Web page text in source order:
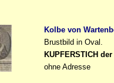
Kolbe von
Brustbild in Oval.
KUPFERSTICH
ohne Adresse